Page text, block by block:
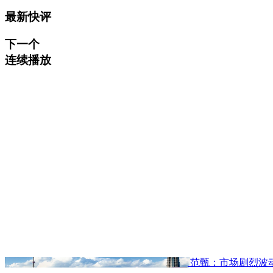
最新快评
下一个
连续播放
范甄：市场剧烈波